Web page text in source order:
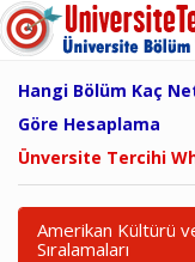
Hangi Bölüm Kaç
Göre Hesaplama
Ünversite Tercihi
Amerikan Kültürü
Sıralamaları